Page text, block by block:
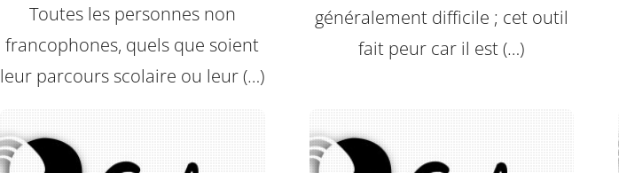
Toutes les personnes non
francophones, quels que soient
leur parcours scolaire ou leur (…)
généralement difficile ; cet outil
fait peur car il est (…)